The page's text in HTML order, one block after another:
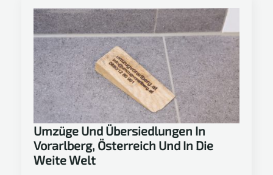
Umzüge Und Übersiedlungen In
Vorarlberg, Österreich Und In Die
Weite Welt